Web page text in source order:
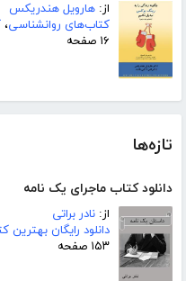
از: هارویل هندریکس
کتاب‌های روانشناسی،
۱۶ صفحه
تازه‌ها
دانلود کتاب ماجرای یک نامه
از: نادر براتی
دانلود رایگان
۱۵۳ صفحه